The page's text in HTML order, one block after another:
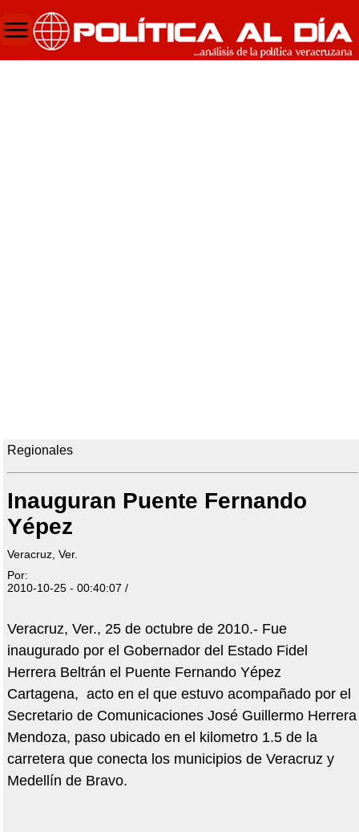
Regionales
Inauguran Puente Fernando
Yépez
Veracruz, Ver.
Por:
2010-10-25 - 00:40:07 /
Veracruz, Ver., 25 de octubre de 2010.- Fue
inaugurado por el Gobernador del Estado Fidel
Herrera Beltrán el Puente Fernando Yépez
Cartagena, acto en el que estuvo acompañado por el
Secretario de Comunicaciones José Guillermo Herrera
Mendoza, paso ubicado en el kilometro 1.5 de la
carretera que conecta los municipios de Veracruz y
Medellín de Bravo.